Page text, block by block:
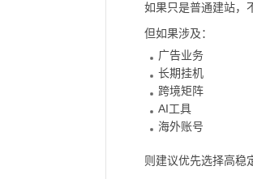
如果只是普通建站，
但如果涉及：
广告业务
长期挂机
跨境矩阵
AI工具
海外账号
则建议优先选择高稳